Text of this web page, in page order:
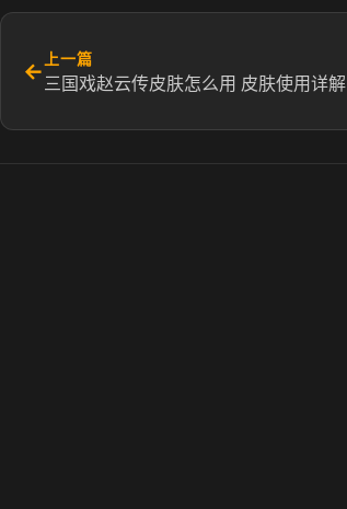
← 上一篇
三国戏赵云传皮肤怎么用 皮肤使用详解